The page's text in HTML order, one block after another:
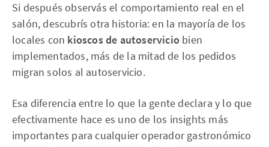
Si después observás el comportamiento real en el
salón, descubrís otra historia: en la mayoría de los
locales con kioscos de autoservicio bien
implementados, más de la mitad de los pedidos
migran solos al autoservicio.
Esa diferencia entre lo que la gente declara y lo que
efectivamente hace es uno de los insights más
importantes para cualquier operador gastronómico